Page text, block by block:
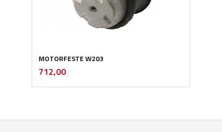
MOTORFESTE W203
Pris
712,00mva.